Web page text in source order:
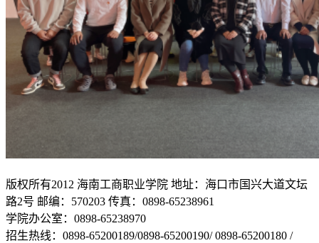
版权所有2012 海南工商职业学院 地址：海口市国兴大道文坛
路2号 邮编：570203 传真：0898-65238961
学院办公室：0898-65238970
招生热线：0898-65200189/0898-65200190/ 0898-65200180 /